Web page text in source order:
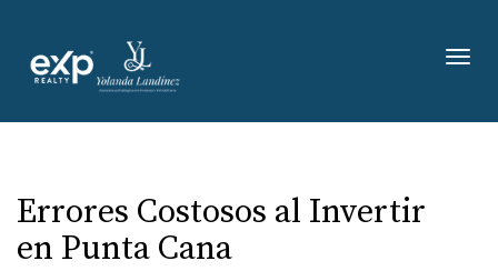
Errores Costosos al Invertir
en Punta Cana